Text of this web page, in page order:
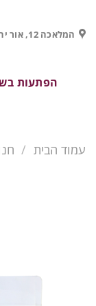
contentהמלאכה 12, אור יהודה
הפתעות
עמוד הבית /